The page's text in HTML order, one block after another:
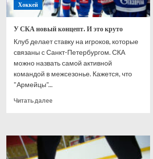
Хоккей
У СКА новый концепт. И это круто
Клуб делает ставку на игроков, которые
связаны с Санкт-Петербургом. СКА
можно назвать самой активной
командой в межсезонье. Кажется, что
"Армейцы"...
Читать далееПрочитать
СКА
новый
концепт.